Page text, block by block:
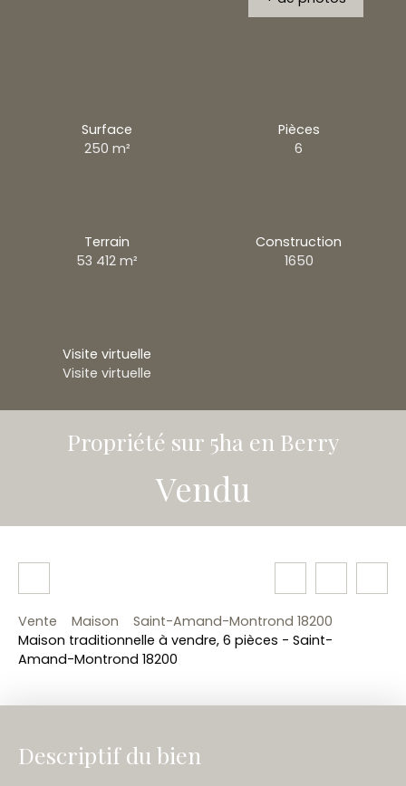
Surface
250 m²
Pièces
6
Terrain
53 412m²
Construction
1650
Visite virtuelle
Visite virtuelle
Propriété sur 5ha en Berry
Vendu
Vente Maison
Saint-Amand-Montrond 18200
Maison traditionnelle à vendre, 6 pièces - Saint-
Amand-Montrond 18200
Descriptif du bien